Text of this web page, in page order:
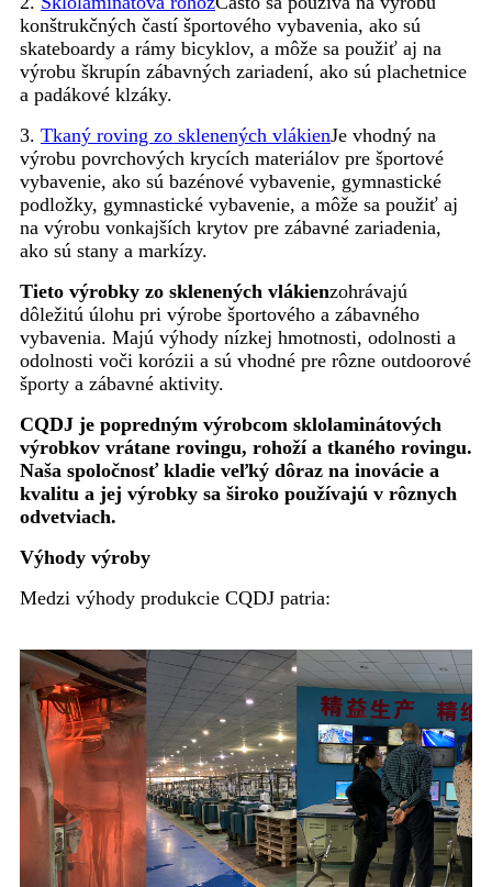
konštrukčných častí športového vybavenia, ako sú
skateboardy a rámy bicyklov, a môže sa použiť aj na
výrobu škrupín zábavných zariadení, ako sú plachetnice
a padákové klzáky.
3. Tkaný roving zo sklenených vlákienJe vhodný na
výrobu povrchových krycích materiálov pre športové
vybavenie, ako sú bazénové vybavenie, gymnastické
podložky, gymnastické vybavenie, a môže sa použiť aj
na výrobu vonkajších krytov pre zábavné zariadenia,
ako sú stany a markízy.
Tieto výrobky zo sklenených vlákienzohrávajú
dôležitú úlohu pri výrobe športového a zábavného
vybavenia. Majú výhody nízkej hmotnosti, odolnosti a
odolnosti voči korózii a sú vhodné pre rôzne outdoorové
športy a zábavné aktivity.
CQDJ je popredným výrobcom sklolaminátových
výrobkov vrátane rovingu, rohoží a tkaného rovingu.
Naša spoločnosť kladie veľký dôraz na inovácie a
kvalitu a jej výrobky sa široko používajú v rôznych
odvetviach.
Výhody výroby
Medzi výhody produkcie CQDJ patria: